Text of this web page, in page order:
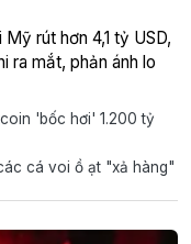
rút hơn 4,1 tỷ USD,
ra mắt, phản ánh lo
'bốc hơi' 1.200 tỷ
cá voi ồ ạt "xả hàng"